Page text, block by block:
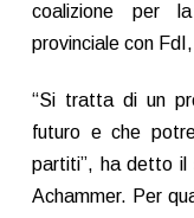
coalizione per
provinciale con
“Si tratta di un
futuro e che
partiti”, ha detto il
Achammer. Per